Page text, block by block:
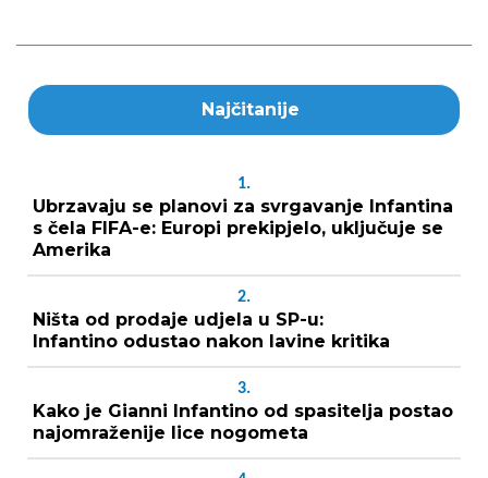
Najčitanije
1.
Ubrzavaju se planovi za svrgavanje Infantina
s čela FIFA-e: Europi prekipjelo, uključuje se
Amerika
2.
Ništa od prodaje udjela u SP-u:
Infantino odustao nakon lavine kritika
3.
Kako je Gianni Infantino od spasitelja postao
najomraženije lice nogometa